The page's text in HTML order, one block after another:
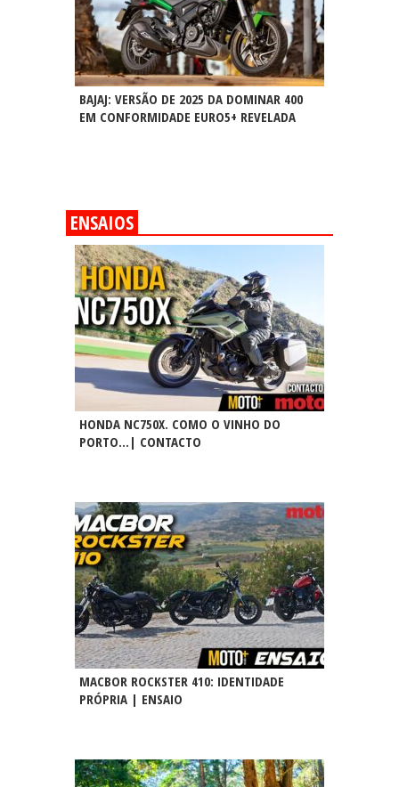
BAJAJ: VERSÃO DE 2025 DA DOMINAR 400
EM CONFORMIDADE EURO5+ REVELADA
ENSAIOS
HONDA NC750X. COMO O VINHO DO
PORTO…| CONTACTO
MACBOR ROCKSTER 410: IDENTIDADE
PRÓPRIA | ENSAIO